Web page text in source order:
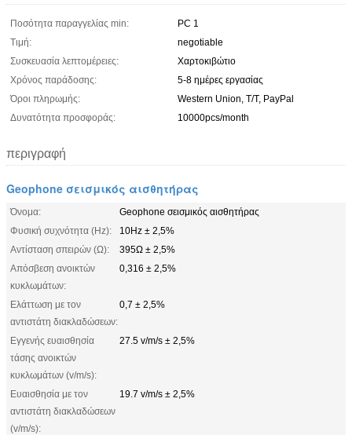
Ποσότητα παραγγελίας min:
PC 1
Τιμή:
negotiable
Συσκευασία λεπτομέρειες:
Χαρτοκιβώτιο
Χρόνος παράδοσης:
5-8 ημέρες εργασίας
Όροι πληρωμής:
Western Union, T/T, PayPal
Δυνατότητα προσφοράς:
10000pcs/month
περιγραφή
Geophone σεισμικός αισθητήρας
Όνομα:
Geophone σεισμικός αισθητήρας
Φυσική συχνότητα (Hz):
10Hz ± 2,5%
Αντίσταση σπειρών (Ω):
395Ω ± 2,5%
Απόσβεση ανοικτών
κυκλωμάτων:
0,316 ± 2,5%
Ελάττωση με τον
αντιστάτη διακλαδώσεων:
0,7 ± 2,5%
Εγγενής ευαισθησία
τάσης ανοικτών
κυκλωμάτων (v/m/s):
27.5 v/m/s ± 2,5%
Ευαισθησία με τον
αντιστάτη διακλαδώσεων
(v/m/s):
19.7 v/m/s ± 2,5%